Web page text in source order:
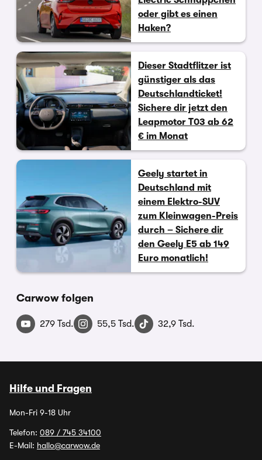
oder gibt es einen
Haken?
Dieser Stadtflitzer ist
günstiger als das
Deutschlandticket!
Sichere dir jetzt den
Leapmotor T03 ab 62
€ im Monat
Geely startet in
Deutschland mit
einem Elektro-SUV
zum Kleinwagen-Preis
durch – Sichere dir
den Geely E5 ab 149
Euro monatlich!
Carwow folgen
279 Tsd. 55,5 Tsd. 32,9 Tsd.
Hilfe und Fragen
Mon-Fri 9-18 Uhr
Telefon: 089 / 745 34100
E-Mail: hallo@carwow.de